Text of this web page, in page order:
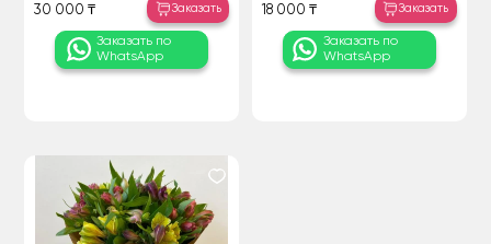
30 000 ₸ Заказать
Заказать по
WhatsApp
18 000 ₸ Заказать
Заказать по
WhatsApp